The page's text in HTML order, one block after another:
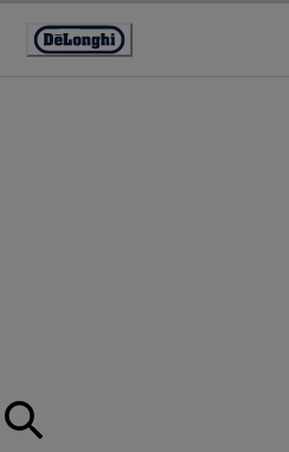
Accessibility